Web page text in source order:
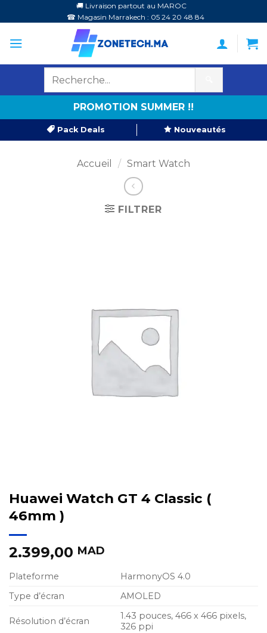
au
contenu
🚚 Livraison partout au MAROC
☎ Magasin Marrakech : 05 24 20 48 84
PROMOTION SUMMER !!
Pack Deals Nouveautés
Accueil / Smart Watch
FILTRER
Huawei Watch GT 4 Classic (
46mm )
2.399,00 MAD
Plateforme
HarmonyOS 4.0
Type d’écran
AMOLED
Résolution d’écran
1.43 pouces, 466 x 466 pixels,
326 ppi